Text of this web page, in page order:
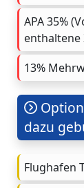
APA 35%
enthaltene
13%
dazu
Flughafen